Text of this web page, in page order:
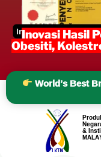
Inovasi Hasil
Obesiti,
World’s Best
&